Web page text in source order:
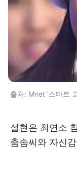
출처: Mnet '스마트
설현은 최연소
춤솜씨와 자신